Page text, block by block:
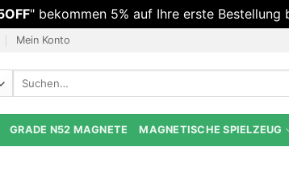
" bekommen 5% auf Ihre erste
Mein Konto
Suchen
GRADE N52 MAGNETE MAGNETISCHE SPIELZEUG